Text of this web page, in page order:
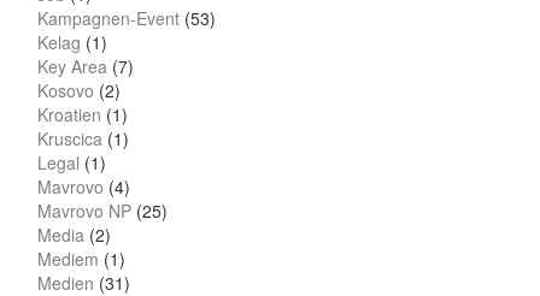
Kampagnen-Event (53)
Kelag (1)
Key Area (7)
Kosovo (2)
Kroatien (1)
Kruscica (1)
Legal (1)
Mavrovo (4)
Mavrovo NP (25)
Media (2)
Mediem (1)
Medien (31)